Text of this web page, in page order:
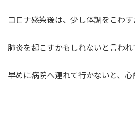
コロナ感染後は、少し体調をこわす
肺炎を起こすかもしれないと言われ
早めに病院へ連れて行かないと、